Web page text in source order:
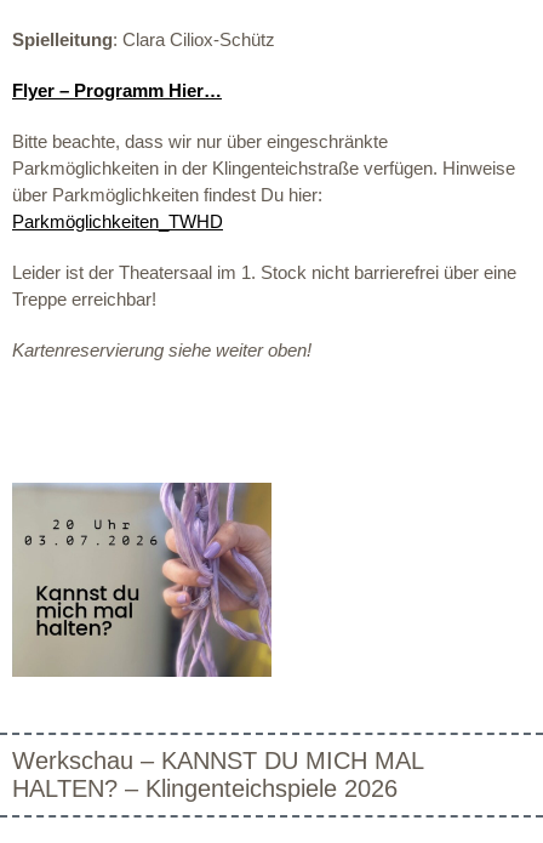
Spielleitung: Clara Ciliox-Schütz
Flyer – Programm Hier…
Bitte beachte, dass wir nur über eingeschränkte
Parkmöglichkeiten in der Klingenteichstraße verfügen. Hinweise
über Parkmöglichkeiten findest Du hier:
Parkmöglichkeiten_TWHD
Leider ist der Theatersaal im 1. Stock nicht barrierefrei über eine
Treppe erreichbar!
Kartenreservierung siehe weiter oben!
Werkschau – KANNST DU MICH MAL
HALTEN? – Klingenteichspiele 2026